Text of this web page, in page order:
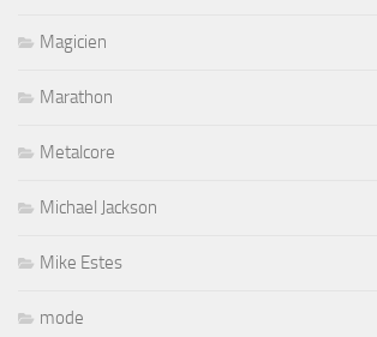
Magicien
Marathon
Metalcore
Michael Jackson
Mike Estes
mode